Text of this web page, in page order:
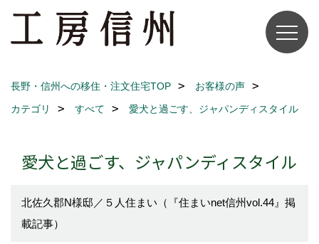
長野・信州への移住・注文住宅TOP
お客様の声
カテゴリ
すべて 愛犬と過ごす、ジャパンディスタイル
愛犬と過ごす、ジャパンディスタイル
北佐久郡N様邸／５人住まい（『住まいnet信州vol.44』掲
載記事）